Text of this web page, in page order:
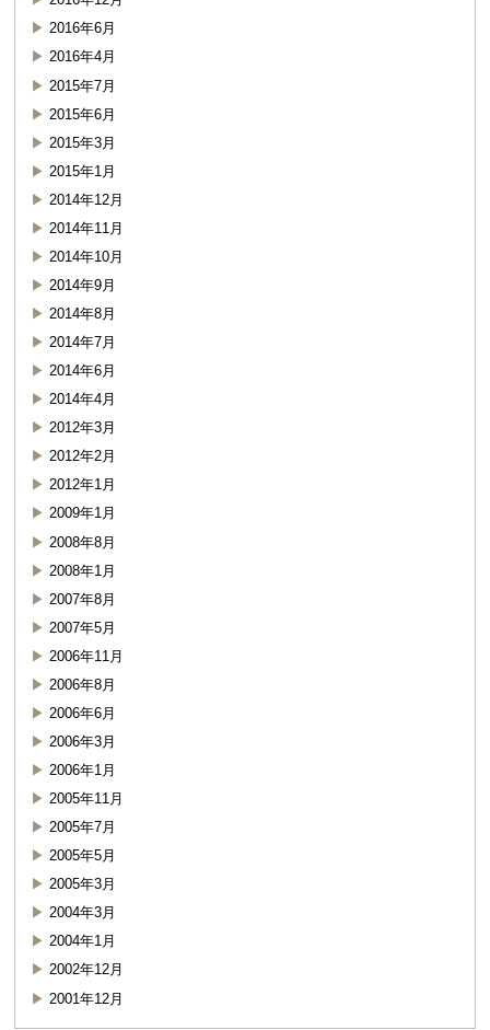
2016年6月
2016年4月
2015年7月
2015年6月
2015年3月
2015年1月
2014年12月
2014年11月
2014年10月
2014年9月
2014年8月
2014年7月
2014年6月
2014年4月
2012年3月
2012年2月
2012年1月
2009年1月
2008年8月
2008年1月
2007年8月
2007年5月
2006年11月
2006年8月
2006年6月
2006年3月
2006年1月
2005年11月
2005年7月
2005年5月
2005年3月
2004年3月
2004年1月
2002年12月
2001年12月